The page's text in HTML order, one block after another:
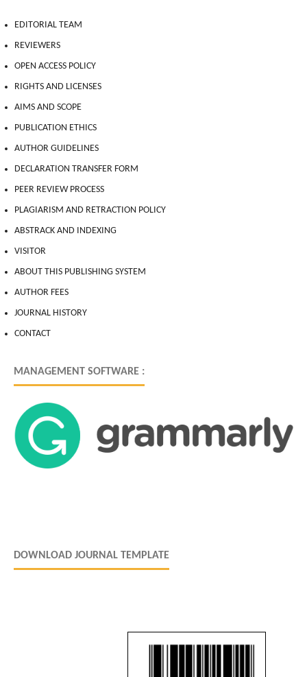
EDITORIAL TEAM
REVIEWERS
OPEN ACCESS POLICY
RIGHTS AND LICENSES
AIMS AND SCOPE
PUBLICATION ETHICS
AUTHOR GUIDELINES
DECLARATION TRANSFER FORM
PEER REVIEW PROCESS
PLAGIARISM AND RETRACTION POLICY
ABSTRACK AND INDEXING
VISITOR
ABOUT THIS PUBLISHING SYSTEM
AUTHOR FEES
JOURNAL HISTORY
CONTACT
MANAGEMENT SOFTWARE :
DOWNLOAD JOURNAL TEMPLATE